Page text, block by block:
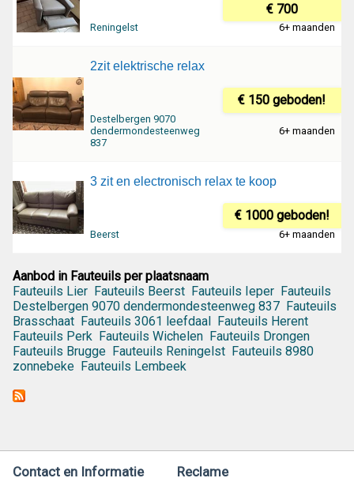
€ 700
Reningelst 6+ maanden
2zit elektrische relax
€ 150 geboden!
Destelbergen 9070
dendermondesteenweg
837
6+ maanden
3 zit en electronisch relax te koop
€ 1000 geboden!
Beerst 6+ maanden
Aanbod in Fauteuils per plaatsnaam
Fauteuils Lier Fauteuils Beerst Fauteuils Ieper Fauteuils
Destelbergen 9070 dendermondesteenweg 837 Fauteuils
Brasschaat Fauteuils 3061 leefdaal Fauteuils Herent
Fauteuils Perk Fauteuils Wichelen Fauteuils Drongen
Fauteuils Brugge Fauteuils Reningelst Fauteuils 8980
zonnebeke Fauteuils Lembeek
Contact en Informatie Reclame